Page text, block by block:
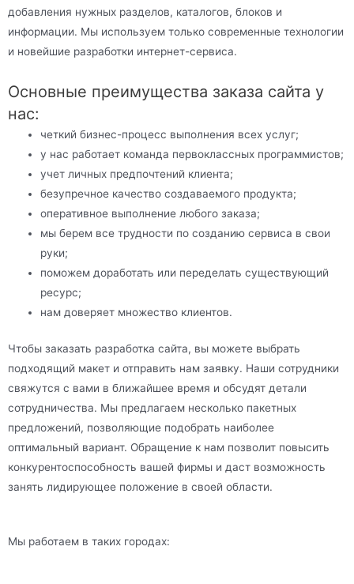
добавления нужных разделов, каталогов, блоков и
информации. Мы используем только современные технологии
и новейшие разработки интернет-сервиса.
Основные преимущества заказа сайта у
нас:
четкий бизнес-процесс выполнения всех услуг;
у нас работает команда первоклассных программистов;
учет личных предпочтений клиента;
безупречное качество создаваемого продукта;
оперативное выполнение любого заказа;
мы берем все трудности по созданию сервиса в свои
руки;
поможем доработать или переделать существующий
ресурс;
нам доверяет множество клиентов.
Чтобы заказать разработка сайта, вы можете выбрать
подходящий макет и отправить нам заявку. Наши сотрудники
свяжутся с вами в ближайшее время и обсудят детали
сотрудничества. Мы предлагаем несколько пакетных
предложений, позволяющие подобрать наиболее
оптимальный вариант. Обращение к нам позволит повысить
конкурентоспособность вашей фирмы и даст возможность
занять лидирующее положение в своей области.
Мы работаем в таких городах: